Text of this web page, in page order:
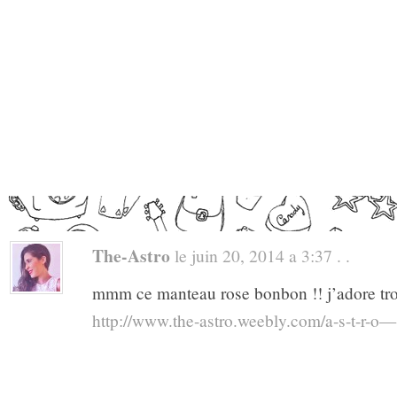
The-Astro le juin 20, 2014 a 3:37 . .
mmm ce manteau rose bonbon !!
http://www.the-astro.weebly.com/a-s-t-r-